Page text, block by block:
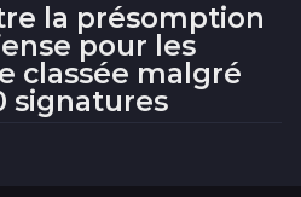
la présomption
pour les
classée malgré
signatures